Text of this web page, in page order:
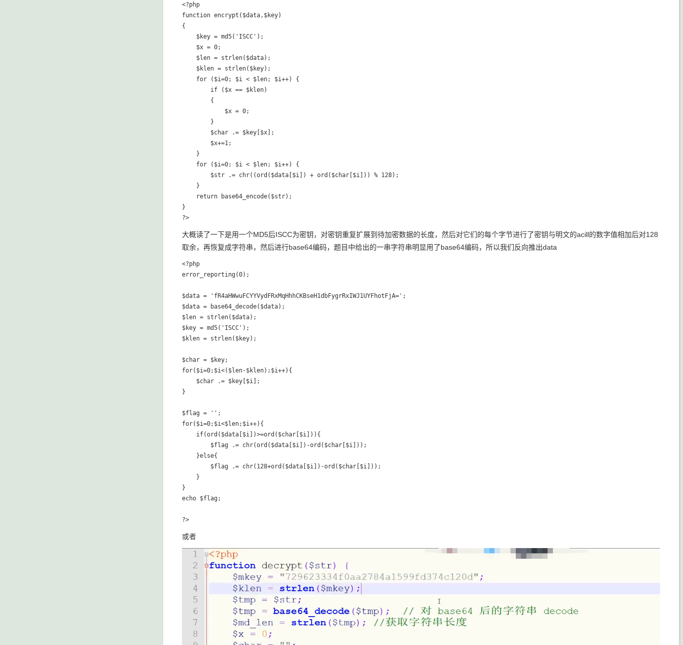
<?php
function encrypt($data,$key)
{
    $key = md5('ISCC');
    $x = 0;
    $len = strlen($data);
    $klen = strlen($key);
    for ($i=0; $i < $len; $i++) {
        if ($x == $klen)
        {
            $x = 0;
        }
        $char .= $key[$x];
        $x+=1;
    }
    for ($i=0; $i < $len; $i++) {
        $str .= chr((ord($data[$i]) + ord($char[$i])) % 128);
    }
    return base64_encode($str);
}
大概读了一下是用一个MD5后ISCC为密钥，对密钥重复扩展到待加密数据的长度，然后对它们的每个字节进行了密钥与明文的acill的数字值相加后对128
取余，再恢复成字符串，然后进行base64编码，题目中给出的一串字符串明显用了base64编码，所以我们反向推出data
<?php
error_reporting(0);
$data = 'fR4aHWwuFCYYVydFRxMqHhhCKBseH1dbFygrRxIWJ1UYFhotFjA=';
$data = base64_decode($data);
$len = strlen($data);
$key = md5('ISCC');
$klen = strlen($key);
$char = $key;
for($i=0;$i<($len-$klen);$i++){
    $char .= $key[$i];
}
$flag = '';
for($i=0;$i<$len;$i++){
    if(ord($data[$i])>=ord($char[$i])){
        $flag .= chr(ord($data[$i])-ord($char[$i]));
    }else{
        $flag .= chr(128+ord($data[$i])-ord($char[$i]));
    }
}
echo $flag;
或者